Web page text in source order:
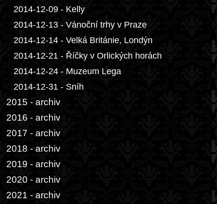
2014-12-09 - Kelly
2014-12-13 - Vánoční trhy v Praze
2014-12-14 - Velká Británie, Londýn
2014-12-21 - Říčky v Orlických horách
2014-12-24 - Muzeum Lega
2014-12-31 - Sníh
2015 - archiv
2016 - archiv
2017 - archiv
2018 - archiv
2019 - archiv
2020 - archiv
2021 - archiv